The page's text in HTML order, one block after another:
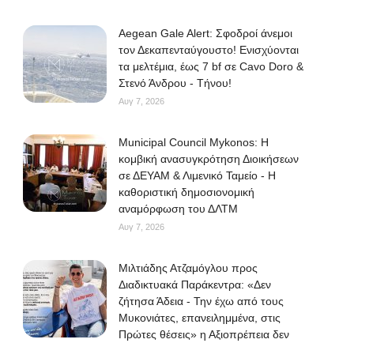
Aegean Gale Alert: Σφοδροί άνεμοι
τον Δεκαπενταύγουστο! Ενισχύονται
τα μελτέμια, έως 7 bf σε Cavo Doro &
Στενό Άνδρου - Τήνου!
Αυγ 7, 2026
Municipal Council Mykonos: Η
κομβική ανασυγκρότηση Διοικήσεων
σε ΔΕΥΑΜ & Λιμενικό Ταμείο - Η
καθοριστική δημοσιονομική
αναμόρφωση του ΔΛΤΜ
Αυγ 7, 2026
Μιλτιάδης Ατζαμόγλου προς
Διαδικτυακά Παράκεντρα: «Δεν
ζήτησα Άδεια - Την έχω από τους
Μυκονιάτες, επανειλημμένα, στις
Πρώτες θέσεις» η Αξιοπρέπεια δεν